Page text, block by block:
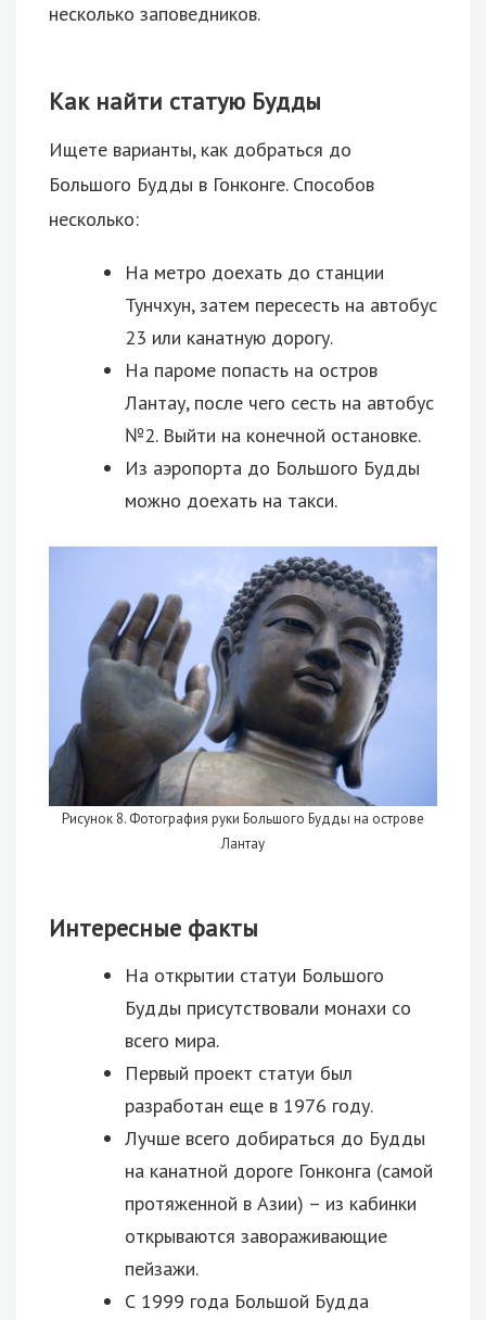
несколько заповедников.
Как найти статую Будды
Ищете варианты, как добраться до
Большого Будды в Гонконге. Способов
несколько:
На метро доехать до станции
Тунчхун, затем пересесть на автобус
23 или канатную дорогу.
На пароме попасть на остров
Лантау, после чего сесть на автобус
№2. Выйти на конечной остановке.
Из аэропорта до Большого Будды
можно доехать на такси.
Рисунок 8. Фотография руки Большого Будды на острове
Лантау
Интересные факты
На открытии статуи Большого
Будды присутствовали монахи со
всего мира.
Первый проект статуи был
разработан еще в 1976 году.
Лучше всего добираться до Будды
на канатной дороге Гонконга (самой
протяженной в Азии) – из кабинки
открываются завораживающие
пейзажи.
С 1999 года Большой Будда